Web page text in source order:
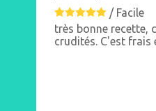
/ Facile
très bonne recette,
crudités. C'est frais